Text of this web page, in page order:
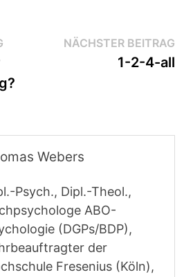
VorherigerNÄCHSTER BEITRAG
1-2-4-all
Webers
Psych., Dipl.-Theol.,
ABO-
(DGPs/BDP),
der
Fresenius (Köln),